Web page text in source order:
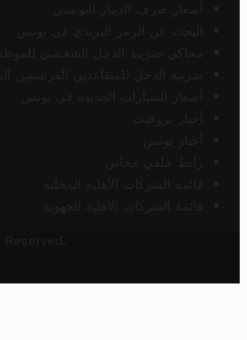
أسعار صرف الدينار التونسي
البحث عن الرمز البريدي في تونس
محاكي ضريبة الدخل الشخصي
ضريبة الدخل للمتقاعدين الفرنسيين
أسعار السيارات الجديدة في تونس
أخبار تروفيت
أخبار تونس
رابط خلفي مجاني
قائمة الشركات الأهلية المحلية
قائمة الشركات الأهلية الجهوية